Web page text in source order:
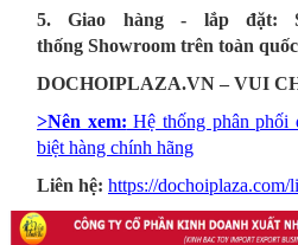
5. Giao hàng - lắp đặt:
thống Showroom trên toàn
DOCHOIPLAZA.VN – VUI
>Nên xem: Hệ thống phân phối
biệt hàng chính hãng
Liên hệ: https://dochoiplaza.com/